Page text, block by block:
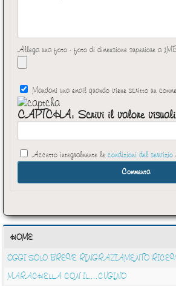
Allega una foto - foto di dimensione superiore a
Mandami una email quando viene scritto un
CAPTCHA: Scrivi il valore
Accetto integralmente le condizioni del servizio
HOME
OGGI SOLO BREVE RINGRAZIAMENTO
MARACHELLA CON IL....CUGINO